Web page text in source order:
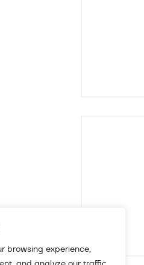
browsing experience,